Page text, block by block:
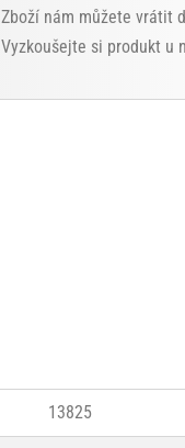
Zboží nám můžete vrátit
Vyzkoušejte si produkt u
13825